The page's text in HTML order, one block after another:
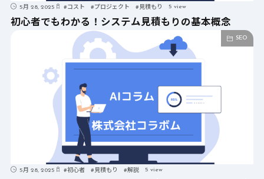
5月 28, 2025 #コスト #プロジェクト #見積もり 5 view
初心者でもわかる！システム見積もりの基本概念
SEO
5月 28, 2025 #初心者 #見積もり #解説 5 view